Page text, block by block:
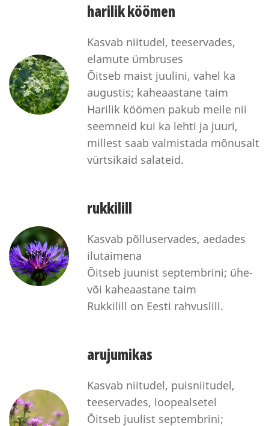
harilik köömen
Kasvab niitudel, teeservades,
elamute ümbruses
Õitseb maist juulini, vahel ka
augustis; kaheaastane taim
Harilik köömen pakub meile nii
seemneid kui ka lehti ja juuri,
millest saab valmistada mõnusalt
vürtsikaid salateid.
rukkilill
Kasvab põlluservades, aedades
ilutaimena
Õitseb juunist septembrini; ühe-
või kaheaastane taim
Rukkilill on Eesti rahvuslill.
arujumikas
Kasvab niitudel, puisniitudel,
teeservades, loopealsetel
Õitseb juulist septembrini;